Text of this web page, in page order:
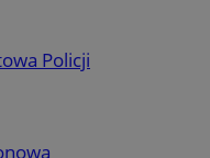
Policji